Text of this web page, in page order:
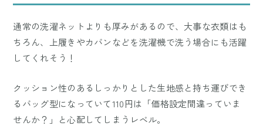
通常の洗濯ネットよりも厚みがあるので、大事な衣類はも
ちろん、上履きやカバンなどを洗濯機で洗う場合にも活躍
してくれそう！
クッション性のあるしっかりとした生地感と持ち運びでき
るバッグ型になっていて110円は「価格設定間違っていま
せんか？」と心配してしまうレベル。